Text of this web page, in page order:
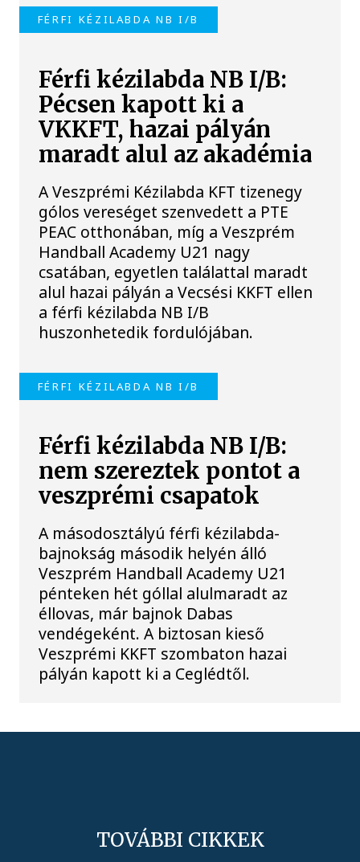
FÉRFI KÉZILABDA NB I/B
Férfi kézilabda NB I/B:
Pécsen kapott ki a
VKKFT, hazai pályán
maradt alul az akadémia
A Veszprémi Kézilabda KFT tizenegy
gólos vereséget szenvedett a PTE
PEAC otthonában, míg a Veszprém
Handball Academy U21 nagy
csatában, egyetlen találattal maradt
alul hazai pályán a Vecsési KKFT ellen
a férfi kézilabda NB I/B
huszonhetedik fordulójában.
FÉRFI KÉZILABDA NB I/B
Férfi kézilabda NB I/B:
nem szereztek pontot a
veszprémi csapatok
A másodosztályú férfi kézilabda-
bajnokság második helyén álló
Veszprém Handball Academy U21
pénteken hét góllal alulmaradt az
éllovas, már bajnok Dabas
vendégeként. A biztosan kieső
Veszprémi KKFT szombaton hazai
pályán kapott ki a Ceglédtől.
TOVÁBBI CIKKEK